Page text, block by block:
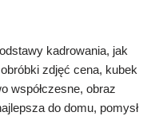
kadrowania, jak
zdjęć cena, kubek
współczesne, obraz
do domu, pomysł